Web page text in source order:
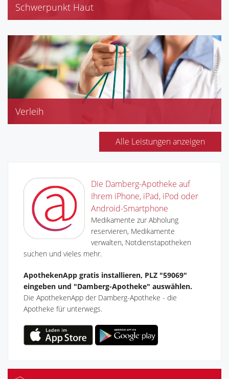
Schwerpunkt Haut
Dermasence
Eucerin, Medipharma-Olivenölkosmetik
Bepanthol
Verleih
elektrische Milchpumpen
Alle Leistungen anzeigen
Die Damberg-Apotheke auf
Ihrem iPhone, iPad, iPod oder
Android-Smartphone
Medikamente zur Abholung
reservieren, Medikamente
verwalten, Notdienstapotheken
suchen und vieles mehr.
ApothekenApp gratis installieren, PLZ "59069"
eingeben und "Damberg-Apotheke" auswählen.
Die ApothekenApp der Damberg-Apotheke - die
Apotheke für unterwegs.